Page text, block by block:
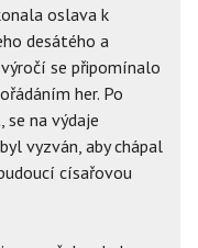
oslava k
desátého a
se připomínalo
her. Po
na výdaje
vyzván, aby chápal
císařovou